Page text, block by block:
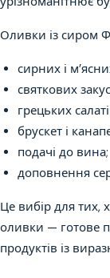
Оливки із сиром
сирних і
святкових
грецьких
брускет і
подачі до вина;
доповнення
Це вибір для тих,
оливки — готове
продуктів із